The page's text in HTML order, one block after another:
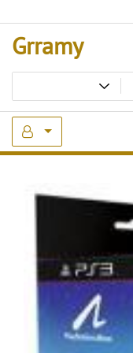
to
content
Grramy